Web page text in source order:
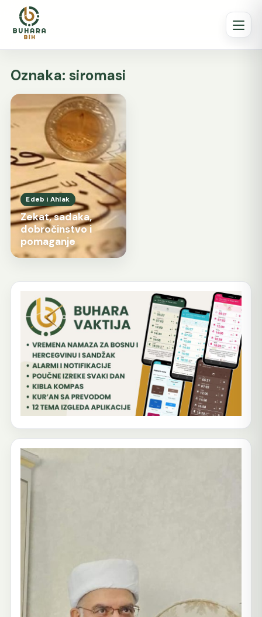
Oznaka: siromasi
Edeb i Ahlak
Zekat, sadaka,
dobročinstvo i
pomaganje